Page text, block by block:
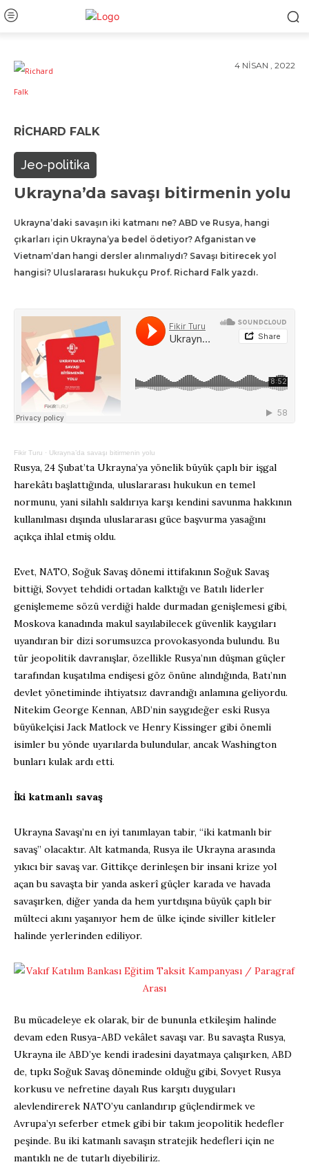
4 NISAN , 2022
RICHARD FALK
Jeo-politika
Ukrayna’da savaşı bitirmenin yolu
Ukrayna’daki savaşın iki katmanı ne? ABD ve Rusya, hangi
çıkarları için Ukrayna’ya bedel ödetiyor? Afganistan ve
Vietnam’dan hangi dersler alınmalıydı? Savaşı bitirecek yol
hangisi? Uluslararası hukukçu Prof. Richard Falk yazdı.
Fikir Turu · Ukrayna’da savaşı bitirmenin yolu
Rusya, 24 Şubat’ta Ukrayna’ya yönelik büyük çaplı bir işgal
harekâtı başlattığında, uluslararası hukukun en temel
normunu, yani silahlı saldırıya karşı kendini savunma hakkının
kullanılması dışında uluslararası güce başvurma yasağını
açıkça ihlal etmiş oldu.
Evet, NATO, Soğuk Savaş dönemi ittifakının Soğuk Savaş
bittiği, Sovyet tehdidi ortadan kalktığı ve Batılı liderler
genişlememe sözü verdiği halde durmadan genişlemesi gibi,
Moskova kanadında makul sayılabilecek güvenlik kaygıları
uyandıran bir dizi sorumsuzca provokasyonda bulundu. Bu
tür jeopolitik davranışlar, özellikle Rusya’nın düşman güçler
tarafından kuşatılma endişesi göz önüne alındığında, Batı’nın
devlet yönetiminde ihtiyatsız davrandığı anlamına geliyordu.
Nitekim George Kennan, ABD’nin saygıdeğer eski Rusya
büyükelçisi Jack Matlock ve Henry Kissinger gibi önemli
isimler bu yönde uyarılarda bulundular, ancak Washington
bunları kulak ardı etti.
İki katmanlı savaş
Ukrayna Savaşı’nı en iyi tanımlayan tabir, “iki katmanlı bir
savaş” olacaktır. Alt katmanda, Rusya ile Ukrayna arasında
yıkıcı bir savaş var. Gittikçe derinleşen bir insani krize yol
açan bu savaşta bir yanda askerî güçler karada ve havada
savaşırken, diğer yanda da hem yurtdışına büyük çaplı bir
mülteci akını yaşanıyor hem de ülke içinde siviller kitleler
halinde yerlerinden ediliyor.
Bu mücadeleye ek olarak, bir de bununla etkileşim halinde
devam eden Rusya-ABD vekâlet savaşı var. Bu savaşta Rusya,
Ukrayna ile ABD’ye kendi iradesini dayatmaya çalışırken, ABD
de, tıpkı Soğuk Savaş döneminde olduğu gibi, Sovyet Rusya
korkusu ve nefretine dayalı Rus karşıtı duyguları
alevlendirerek NATO’yu canlandırıp güçlendirmek ve
Avrupa’yı seferber etmek gibi bir takım jeopolitik hedefler
peşinde. Bu iki katmanlı savaşın stratejik hedefleri için ne
mantıklı ne de tutarlı diyebiliriz.